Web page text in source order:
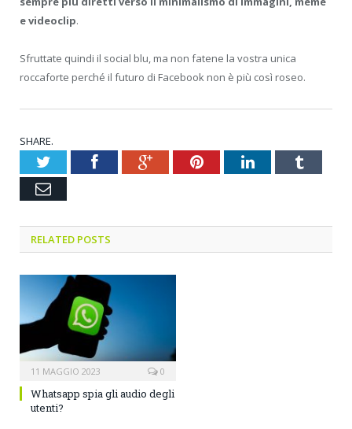
e videoclip.
Sfruttate quindi il social blu, ma non fatene la vostra unica
roccaforte perché il futuro di Facebook non è più così roseo.
SHARE.
TwitterFacebookGoogle+PinterestLinkedInTumblr
Email
RELATED POSTS
11 MAGGIO 2023 0
Whatsapp spia gli audio degli
utenti?